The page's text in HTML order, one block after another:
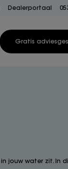
Dealerportaal
Gratis
jouw water zit. In